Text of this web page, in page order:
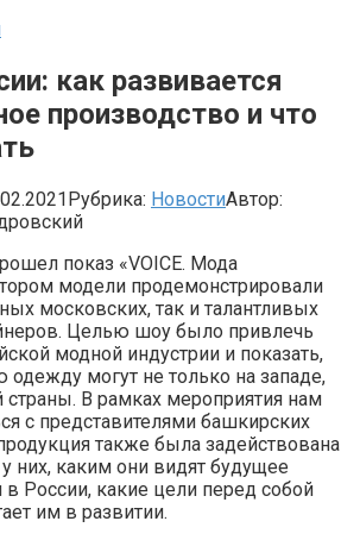
как развивается
производство и что
Рубрика: НовостиАвтор:
показ «VOICE. Мода
модели продемонстрировали
московских, так и талантливых
Целью шоу было привлечь
модной индустрии и показать,
одежду могут не только на западе,
страны. В рамках мероприятия нам
с представителями башкирских
также была задействована
у них, каким они видят будущее
России, какие цели перед собой
им в развитии.